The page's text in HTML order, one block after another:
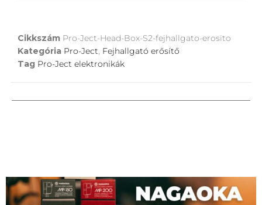
Cikkszám Pro-Ject-Head-Box-S2-fejhallgato-erosito
Kategória Pro-Ject, Fejhallgató erősítő
Tag Pro-Ject elektronikák